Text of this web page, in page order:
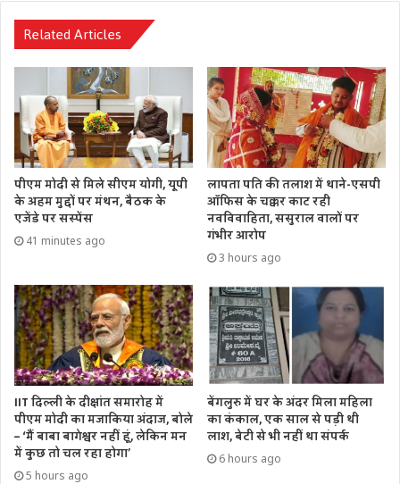
Related Articles
पीएम मोदी से मिले सीएम योगी, यूपी
के अहम मुद्दों पर मंथन, बैठक के
एजेंडे पर सस्पेंस
41 minutes ago
लापता पति की तलाश में थाने-एसपी
ऑफिस के चक्कर काट रही
नवविवाहिता, ससुराल वालों पर
गंभीर आरोप
3 hours ago
IIT दिल्ली के दीक्षांत समारोह में
पीएम मोदी का मजाकिया अंदाज, बोले
– ‘मैं बाबा बागेश्वर नहीं हूं, लेकिन मन
में कुछ तो चल रहा होगा’
5 hours ago
बेंगलुरु में घर के अंदर मिला महिला
का कंकाल, एक साल से पड़ी थी
लाश, बेटी से भी नहीं था संपर्क
6 hours ago